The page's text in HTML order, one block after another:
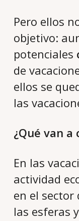
Pero ellos
objetivo:
potenciales
de
ellos se
las
¿Qué van
En las
actividad
en el sector
las esferas